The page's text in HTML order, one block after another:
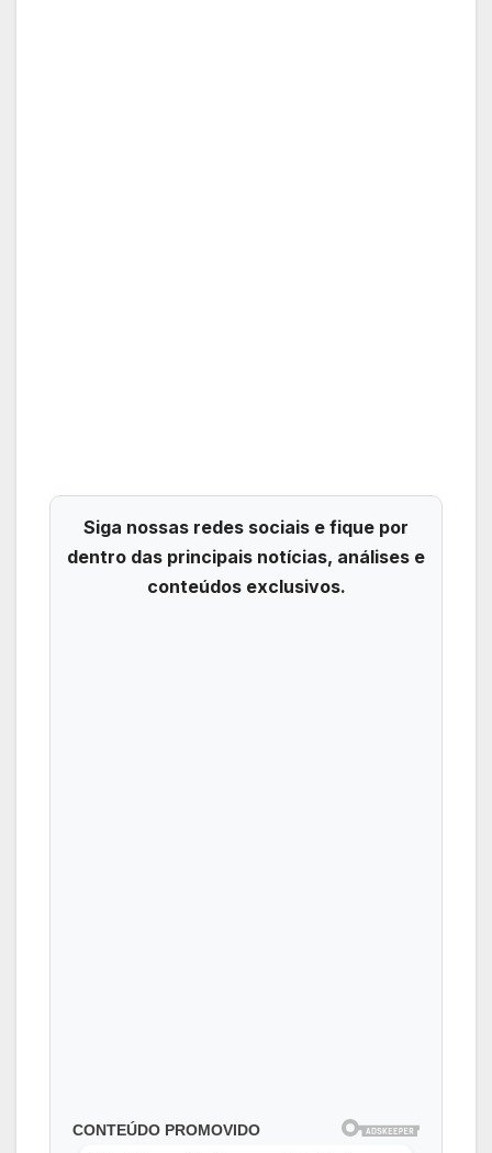
Siga nossas redes sociais e fique por
dentro das principais notícias, análises e
conteúdos exclusivos.